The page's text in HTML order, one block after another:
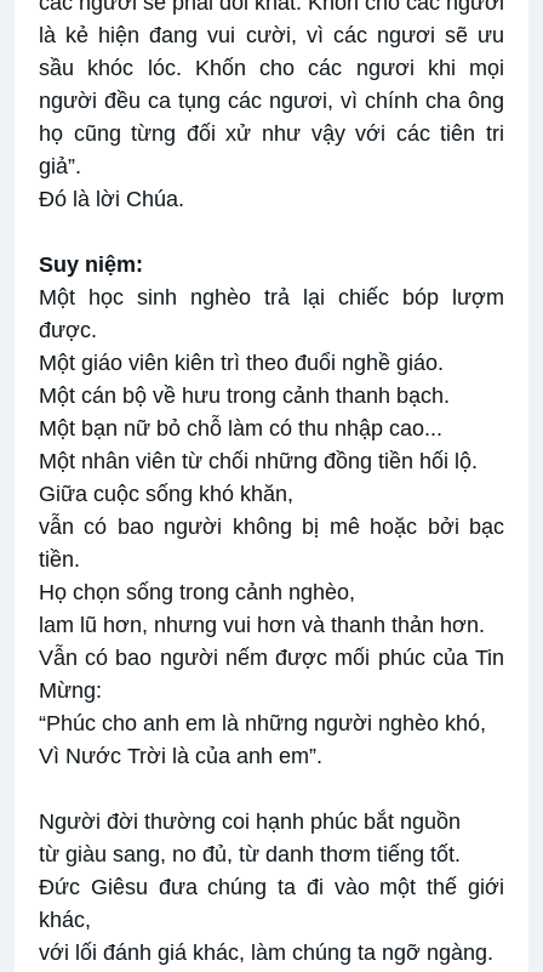
là kẻ hiện đang vui cười, vì các ngươi sẽ ưu
sầu khóc lóc. Khốn cho các ngươi khi mọi
người đều ca tụng các ngươi, vì chính cha ông
họ cũng từng đối xử như vậy với các tiên tri
giả”.
Ðó là lời Chúa.
Suy niệm:
Một học sinh nghèo trả lại chiếc bóp lượm
được.
Một giáo viên kiên trì theo đuổi nghề giáo.
Một cán bộ về hưu trong cảnh thanh bạch.
Một bạn nữ bỏ chỗ làm có thu nhập cao...
Một nhân viên từ chối những đồng tiền hối lộ.
Giữa cuộc sống khó khăn,
vẫn có bao người không bị mê hoặc bởi bạc
tiền.
Họ chọn sống trong cảnh nghèo,
lam lũ hơn, nhưng vui hơn và thanh thản hơn.
Vẫn có bao người nếm được mối phúc của Tin
Mừng:
“Phúc cho anh em là những người nghèo khó,
Vì Nước Trời là của anh em”.
Người đời thường coi hạnh phúc bắt nguồn
từ giàu sang, no đủ, từ danh thơm tiếng tốt.
Đức Giêsu đưa chúng ta đi vào một thế giới
khác,
với lối đánh giá khác, làm chúng ta ngỡ ngàng.